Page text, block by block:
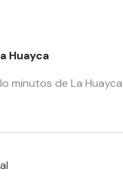
Huayca
minutos de La